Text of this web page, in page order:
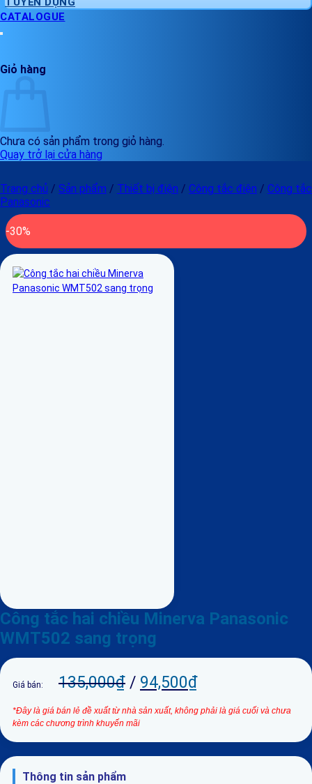
CATALOGUE
Giỏ hàng
Chưa có sản phẩm trong giỏ hàng.
Quay trở lại cửa hàng
Trang chủ / Sản phẩm / Thiết bị điện / Công tắc điện / Công tắc
Panasonic
-30%
Công tắc hai chiều Minerva Panasonic
WMT502 sang trọng
Giá bán: 135,000₫ / 94,500₫
*Đây là giá bán lẻ đề xuất từ nhà sản xuất, không phải là giá cuối và chưa
kèm các chương trình khuyến mãi
Thông tin sản phẩm